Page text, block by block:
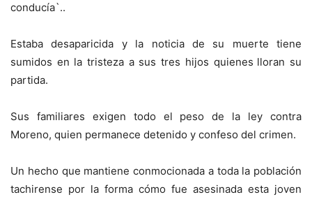
conducía`..
Estaba desaparicida y la noticia de su muerte tiene
sumidos en la tristeza a sus tres hijos quienes lloran su
partida.
Sus familiares exigen todo el peso de la ley contra
Moreno, quien permanece detenido y confeso del crimen.
Un hecho que mantiene conmocionada a toda la población
tachirense por la forma cómo fue asesinada esta joven